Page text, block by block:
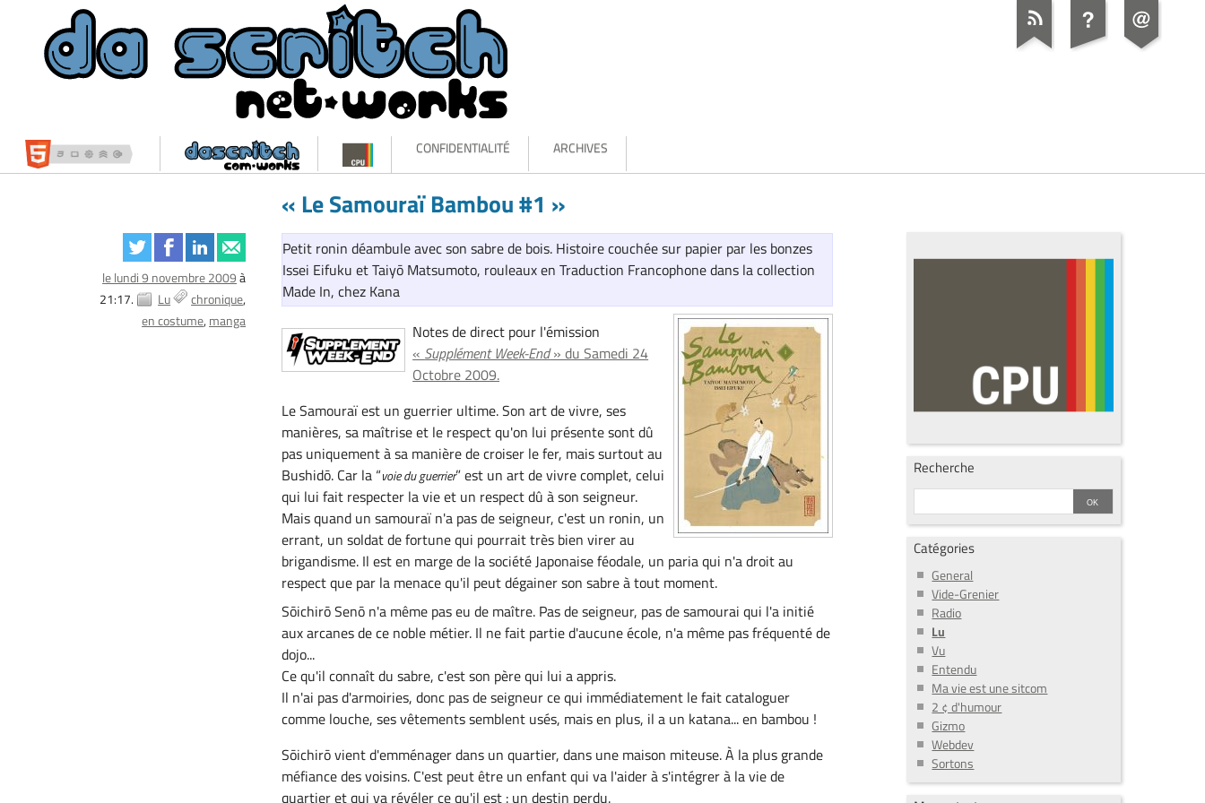
CONFIDENTIALITÉ ARCHIVES
« Le Samouraï Bambou #1 »
le lundi 9 novembre 2009à
21:17.
Lu
chronique
en costume manga
Petit ronin déambule avec son sabre de bois. Histoire couchée sur papier par les bonzes
Issei Eifuku et Taiyō Matsumoto, rouleaux en Traduction Francophone dans la collection
Made In, chez Kana
Notes de direct pour l'émission
« Supplément Week-End» du Samedi 24
Octobre 2009.
Le Samouraï est un guerrier ultime. Son art de vivre, ses
manières, sa maîtrise et le respect qu'on lui présente sont dû
pas uniquement à sa manière de croiser le fer, mais surtout au
Bushidō. Car la “voie du guerrier” est un art de vivre complet, celui
qui lui fait respecter la vie et un respect dû à son seigneur.
Mais quand un samouraï n'a pas de seigneur, c'est un ronin, un
errant, un soldat de fortune qui pourrait très bien virer au
brigandisme. Il est en marge de la société Japonaise féodale, un paria qui n'a droit au
respect que par la menace qu'il peut dégainer son sabre à tout moment.
Sōichirō Senō n'a même pas eu de maître. Pas de seigneur, pas de samourai qui l'a initié
aux arcanes de ce noble métier. Il ne fait partie d'aucune école, n'a même pas fréquenté de
dojo...
Ce qu'il connaît du sabre, c'est son père qui lui a appris.
Il n'ai pas d'armoiries, donc pas de seigneur ce qui immédiatement le fait cataloguer
comme louche, ses vêtements semblent usés, mais en plus, il a un katana... en bambou !
Sōichirō vient d'emménager dans un quartier, dans une maison miteuse. À la plus grande
méfiance des voisins. C'est peut être un enfant qui va l'aider à s'intégrer à la vie de
quartier et qui va révéler ce qu'il est : un destin perdu.
Recherche
Catégories
General
Vide-Grenier
Radio
Lu
Vu
Entendu
Ma vie est une sitcom
2 ¢ d'humour
Gizmo
Webdev
Sortons